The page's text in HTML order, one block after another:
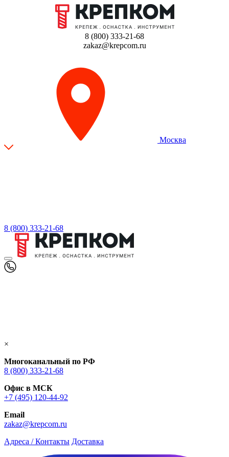
8 (800) 333-21-68
zakaz@krepcom.ru
Москва
8 (800) 333-21-68
×
Многоканальный по РФ
8 (800) 333‑21-68
Офис в МСК
+7 (495) 120-44-92
Email
zakaz@krepcom.ru
Адреса / Контакты Доставка